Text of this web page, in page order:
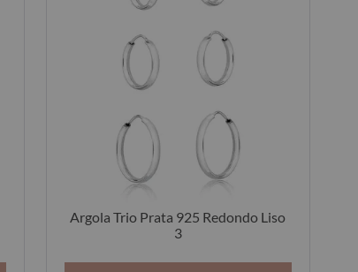
Argola Trio Prata 925 Redondo Liso
3